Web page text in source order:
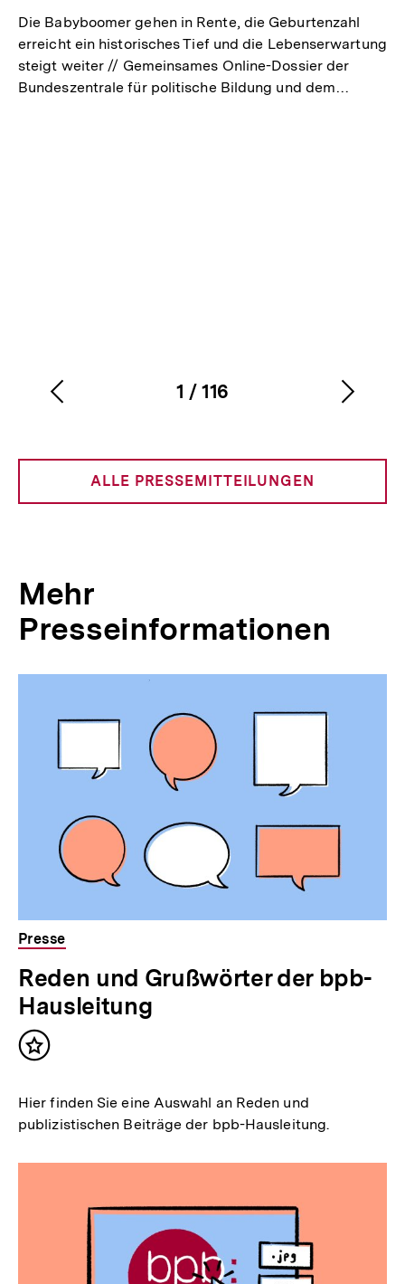
Die Babyboomer gehen in Rente, die Geburtenzahl
erreicht ein historisches Tief und die Lebenserwartung
steigt weiter // Gemeinsames Online-Dossier der
Bundeszentrale für politische Bildung und dem…
Karussellinhalt
1
von
/116
Vorherigen
anzeigen
ALLE PRESSEMITTEILUNGEN
Mehr
Presseinformationen
Presse
Reden und Grußwörter der bpb-
Hausleitung
Inhalt
Hier finden Sie eine Auswahl an Reden und
publizistischen Beiträge der bpb-Hausleitung.